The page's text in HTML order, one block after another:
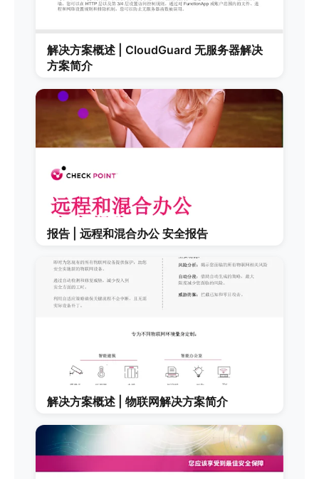
解决方案概述 | CloudGuard 无服务器解决
方案简介
报告 | 远程和混合办公 安全报告
解决方案概述 | 物联网解决方案简介